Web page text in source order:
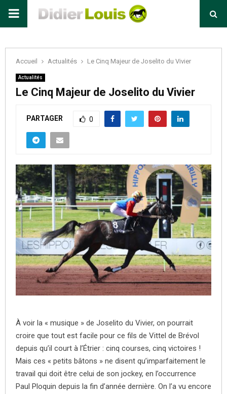
Primary
Accueil Actualités Le Cinq Majeur de Joselito du Vivier
Actualités
Le Cinq Majeur de Joselito du Vivier
PARTAGER 0
À voir la « musique » de Joselito du Vivier, on pourrait
croire que tout est facile pour ce fils de Vittel de Brévol
depuis qu’il court à l’Étrier : cinq courses, cinq victoires !
Mais ces « petits bâtons » ne disent qu’imparfaitement le
travail qui doit être celui de son jockey, en l’occurrence
Paul Ploquin depuis la fin d’année dernière. On l’a vu encore